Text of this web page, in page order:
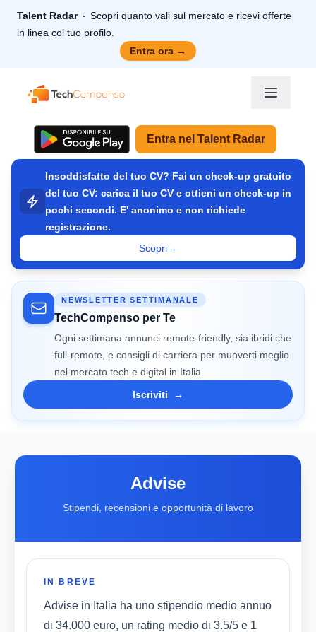
Talent Radar
Scopri quanto vali sul mercato e ricevi offerte
in linea col tuo profilo.
Entra ora →
TechCompenso
Entra nel Talent Radar
Insoddisfatto del tuo CV? Fai un check-up gratuito
del tuo CV: carica il tuo CV e ottieni un check-up in
pochi secondi. E' anonimo e non richiede
registrazione.
Scopri→
NEWSLETTER SETTIMANALE
TechCompenso per Te
Ogni settimana annunci remote-friendly, sia ibridi che
full-remote, e consigli di carriera per muoverti meglio
nel mercato tech e digital in Italia.
Iscriviti
→
Advise
Stipendi, recensioni e opportunità di lavoro
IN BREVE
Advise in Italia ha uno stipendio medio annuo
di 34.000 euro, un rating medio di 3.5/5 e 1